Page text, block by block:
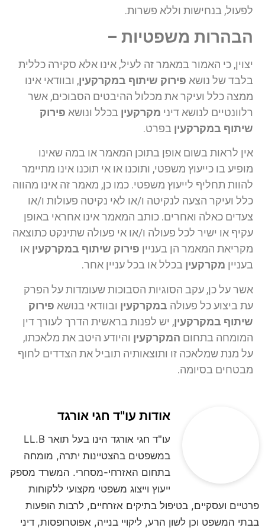
לפעול, בנחישות וללא פשרות.
הבהרות משפטיות –
יצוין, כי האמור במאמר זה לעיל, אינו אלא סקירה כללית
בלבד של נושא פירוק שיתוף במקרקעין, ובוודאי אינו
ממצה כלל ועיקר את מכלול ההיבטים הסבוכים, אשר
רלוונטיים לנושא דיני מקרקעין בכלל ונושא פירוק
שיתוף במקרקעין בפרט.
אין לראות בשום אופן בתוכן המאמר או במה שאינו
מופיע בו כייעוץ משפטי, ותוכנו או אי תוכנו אינו מתיימר
להוות תחליף לייעוץ משפטי. כמו כן, מאמר זה אינו מהווה
כלל ועיקר הצעה לנקיטה ו/או לאי נקיטה פעולות ו/או
צעדים כאלה ואחרים. כותב המאמר אינו אחראי באופן
עקיף או ישיר לכל פעולה ו/או אי פעולה שתינקט כתוצאה
מקריאת המאמר הן בעניין פירוק שיתוף במקרקעין או
בעניין מקרקעין בכלל או בכל עניין אחר.
אשר על כן, עקב הסוגיות הסבוכות שעומדות על הפרק
עת ביצוע כל פעולה במקרקעין ובוודאי בנושא פירוק
שיתוף במקרקעין, יש לפנות בראשית הדרך לעורך דין
המומחה בתחום המקרקעין והיודע היטב את מלאכתו,
על מנת שמלאכה זו ותוצאותיה תוביל את הצדדים לחוף
מבטחים בסיומה.
אודות עו"ד חגי אורגד
עו"ד חגי אורגד הינו בעל תואר LL.B
במשפטים בהצטיינות יתרה, מומחה
בתחום האזרחי-מסחרי. המשרד מספק
ייעוץ וייצוג משפטי מקצועי ללקוחות
פרטיים ועסקיים, בטיפול בתיקים אזרחיים, לרבות הופעות
בבתי המשפט וכן לשון הרע, ליקויי בנייה, אפוטרופסות, דיני